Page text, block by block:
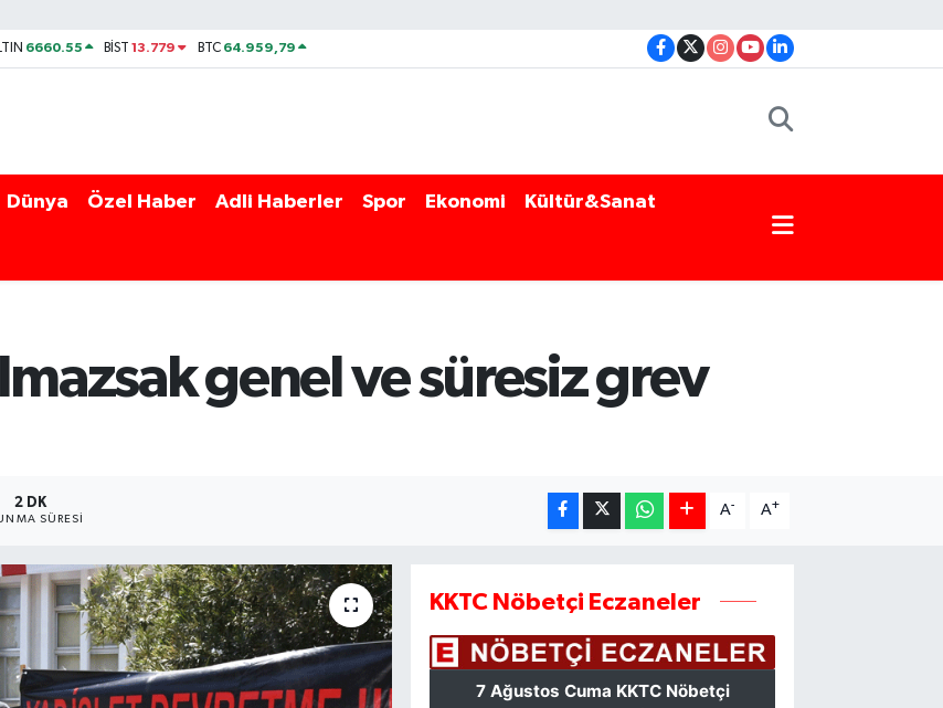
6660.55 BİST13.779 BTC 64.959,79
Dünya Özel Haber Adli Haberler Spor Ekonomi Kültür&Sanat
genel ve süresiz grev
2 DK
SÜRESI
A- A+
KKTC Nöbetçi Eczaneler